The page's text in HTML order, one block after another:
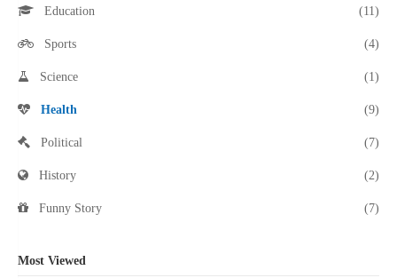
Education (11)
Sports (4)
Science (1)
Health (9)
Political (7)
History (2)
Funny Story (7)
Most Viewed